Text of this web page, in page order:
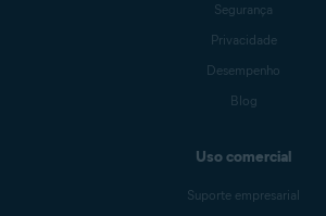
Segurança
Privacidade
Desempenho
Blog
Uso comercial
Suporte empresarial